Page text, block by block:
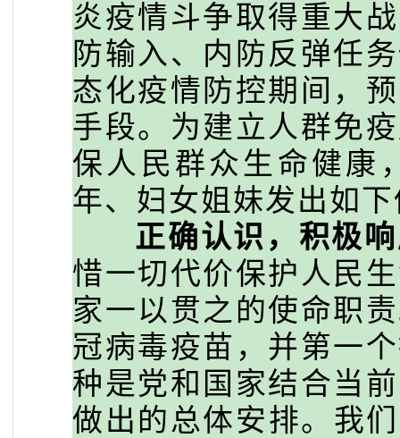
炎疫情斗争取得重大
防输入、内防反弹任
态化疫情防控期间，
手段。为建立人群免
保人民群众生命健康
年、妇女姐妹发出如
正确认识，积极
惜一切代价保护人民
家一以贯之的使命职
冠病毒疫苗，并第一
种是党和国家结合当
做出的总体安排。我